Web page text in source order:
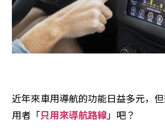
近年來車用導航的功能日益多元，
用者「只用來導航路線」吧？